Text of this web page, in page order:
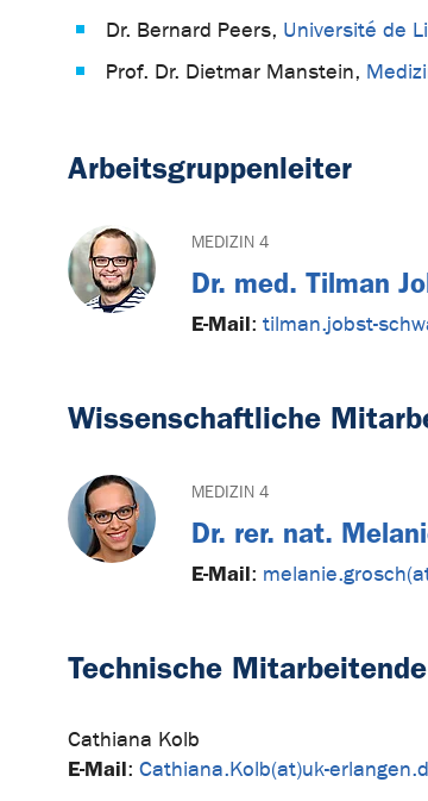
Dr. Bernard Peers, Université de
Prof. Dr. Dietmar Manstein,
Arbeitsgruppenleiter
MEDIZIN 4
Dr. med. Tilman
E-Mail: tilman.jobst-
Wissenschaftliche
MEDIZIN 4
Dr. rer. nat.
E-Mail:
Technische Mitarbeitende
Cathiana Kolb
E-Mail: Cathiana.Kolb(at)uk-